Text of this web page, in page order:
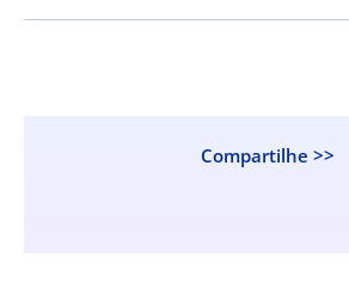
Compartilhe >>